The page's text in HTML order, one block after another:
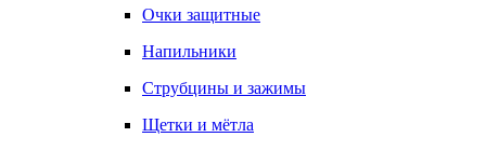
Очки защитные
Напильники
Струбцины и зажимы
Щетки и мётла